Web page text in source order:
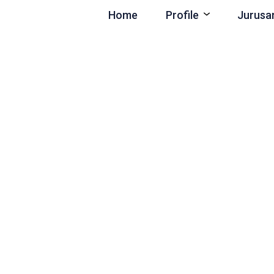
Home Profile